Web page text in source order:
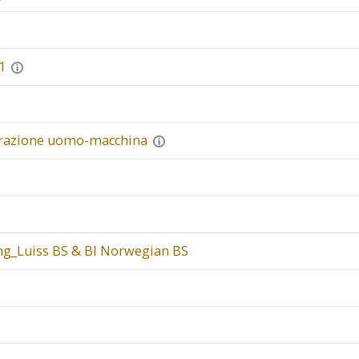
uomo-macchina
BS & BI Norwegian BS